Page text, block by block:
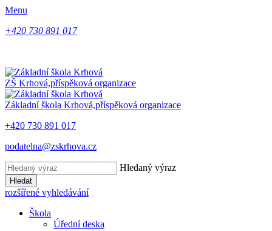
Menu
+420 730 891 017
ZŠ Krhová,příspěková organizace
Základní škola Krhová,příspěková organizace
+420 730 891 017
podatelna@zskrhova.cz
Hledaný výraz
Hledat
rozšířené vyhledávání
Škola
Úřední deska